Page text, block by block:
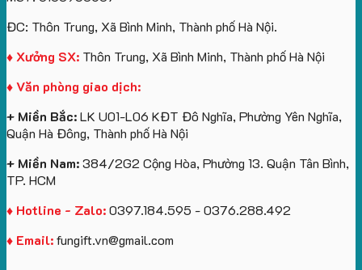
Công
Ty
Lữ
lớn
logo
Trung
số
lượng
lớn
theo
cầu
giấy
in
logo
ĐC: Thôn Trung, Xã Bình Minh, Thành phố Hà Nội.
♦ Xưởng SX: Thôn Trung, Xã Bình Minh, Thành phố Hà Nội
♦ Văn phòng giao dịch:
+ Miền Bắc:LK U01-L06 KĐT Đô Nghĩa, Phường Yên Nghĩa,
Quận Hà Đông, Thành phố Hà Nội
+ Miền Nam:384/2G2 Cộng Hòa, Phường 13. Quận Tân Bình,
TP. HCM
♦ Hotline - Zalo:0397.184.595 - 0376.288.492
♦ Email:fungift.vn@gmail.com